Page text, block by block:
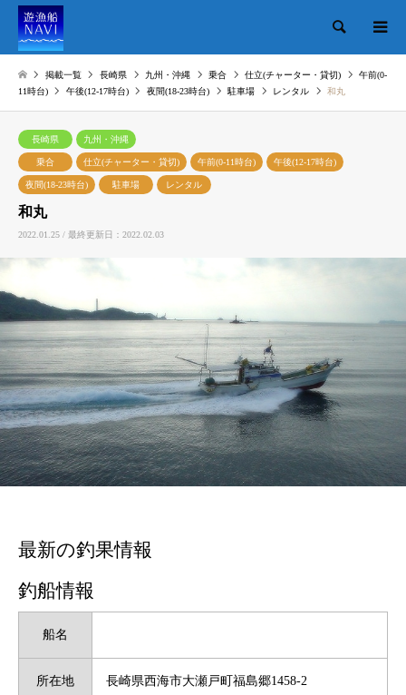
検索
掲載一覧 長崎県 九州・沖縄 乗合 仕立(チャーター・貸切)
午前(0-
11時台)
午後(12-17時台) 夜間(18-23時台) 駐車場 レンタル 和丸
長崎県 九州・沖縄
乗合 仕立(チャーター・貸切) 午前(0-11時台) 午後(12-17時台)
夜間(18-23時台) 駐車場 レンタル
和丸
2022.01.25 / 最終更新日：2022.02.03
最新の釣果情報
釣船情報
船名
所在地 長崎県西海市大瀬戸町福島郷1458-2